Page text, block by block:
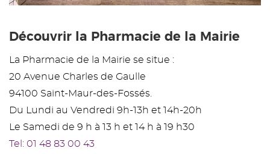
Découvrir la Pharmacie de la Mairie
La Pharmacie de la Mairie se situe :
20 Avenue Charles de Gaulle
94100 Saint-Maur-des-Fossés.
Du Lundi au Vendredi 9h-13h et 14h-20h
Le Samedi de 9 h à 13 h et 14 h à 19 h30
Tel: 01 48 83 00 43